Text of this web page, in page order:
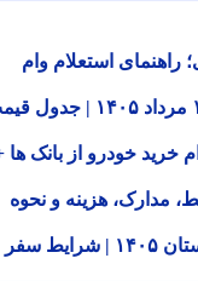
استعلام وام
قیمت خودروهای داخلی امروز دوشنبه ۱۹ مرداد ۱۴۰۵ | جدول قیمت
وام خرید خودرو از بانک ها +
۱۴۰۵؛ شرایط، مدارک، هزینه و نحوه
ثبت نام سفرهای رایگان بازنشستگان تابستان ۱۴۰۵ | شرایط سفر